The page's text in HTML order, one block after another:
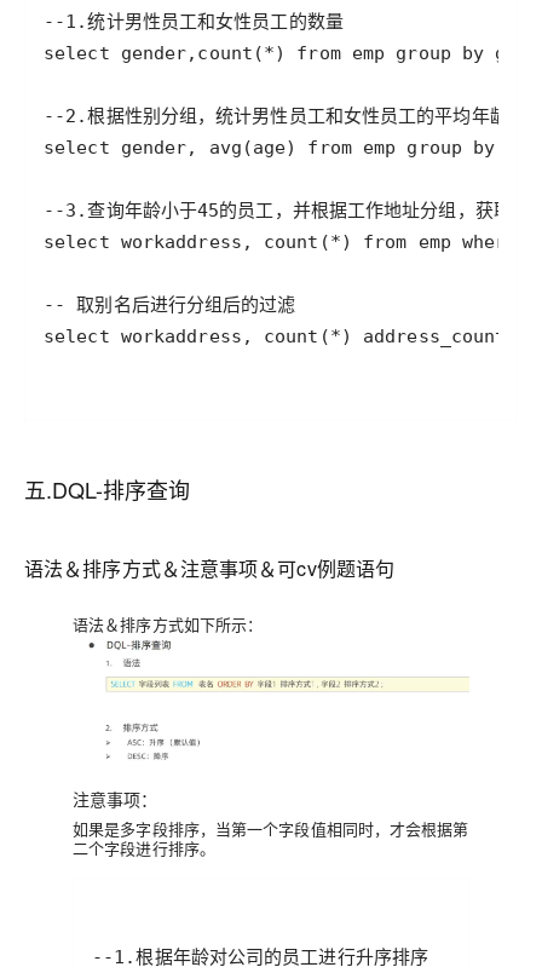
--1.统计男性员工和女性员工的数量
五.DQL-排序查询
语法＆排序方式＆注意事项＆可cv例题语句
语法＆排序方式如下所示：
注意事项：
如果是多字段排序，当第一个字段值相同时，才会根据第
二个字段进行排序。